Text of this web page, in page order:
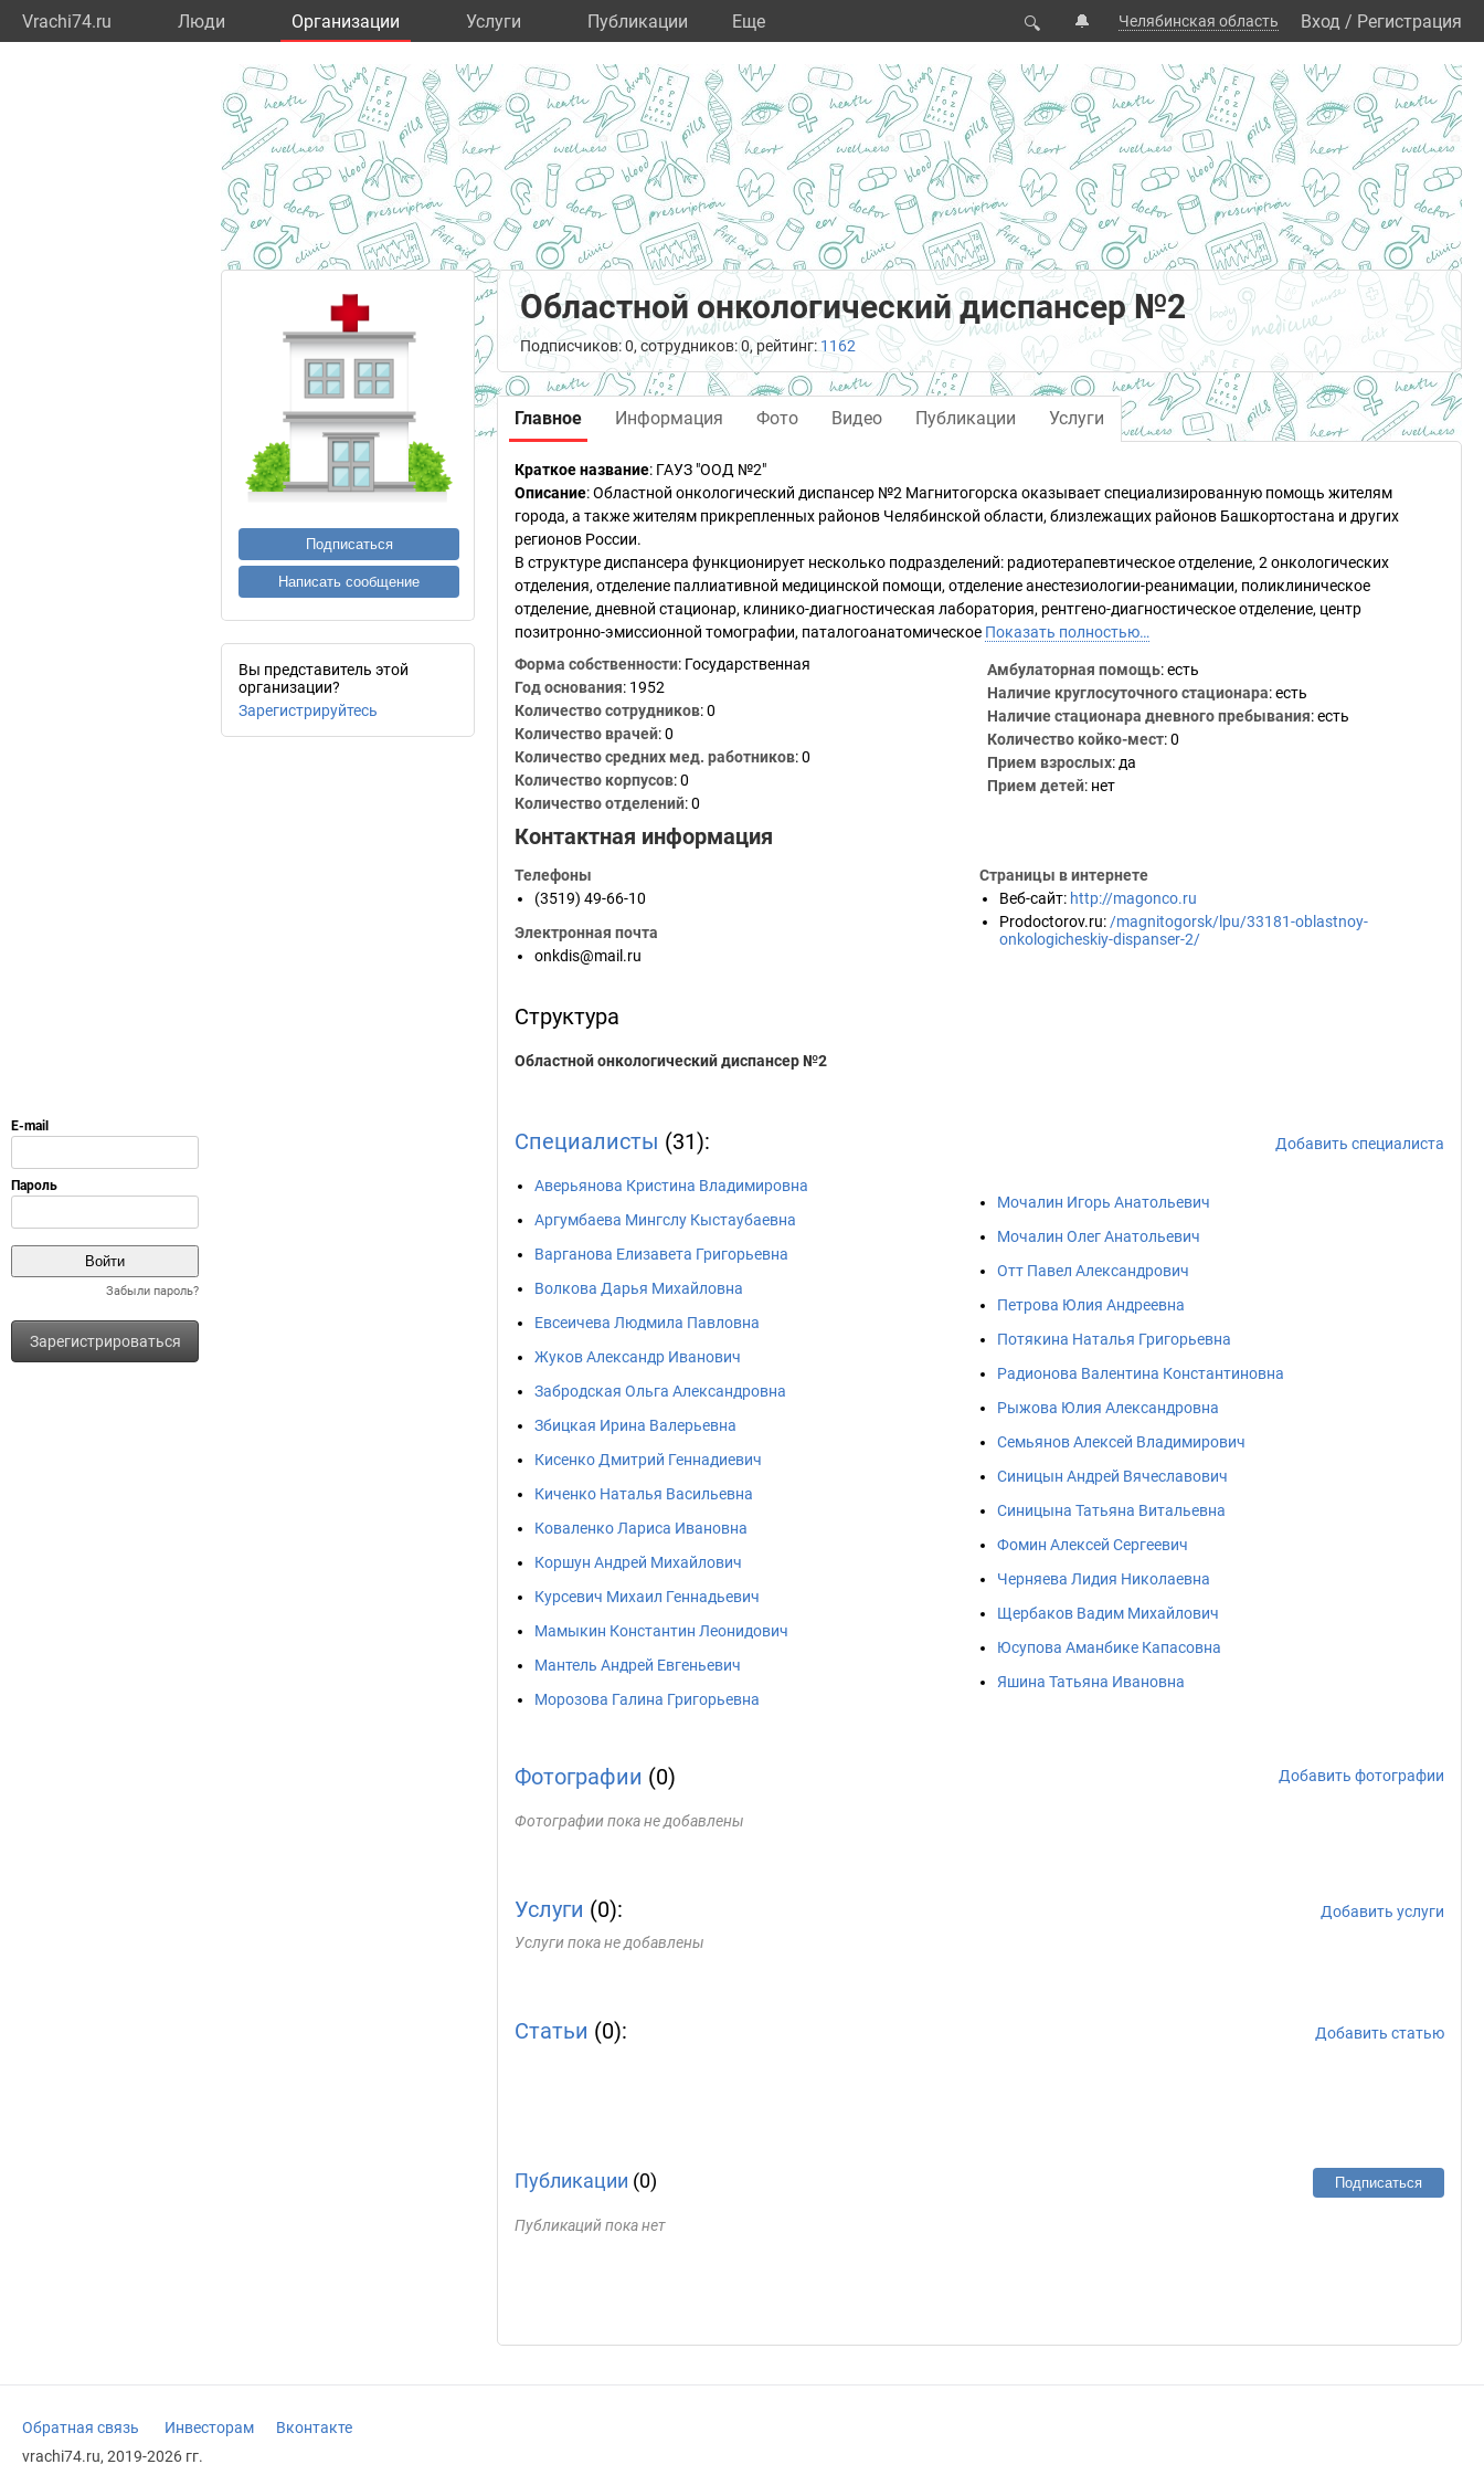
Vrachi74.ru Люди Организации Услуги Публикации Eще 🔍 🔔 Челябинская область Вход / Регистрация
Забыли пароль?
Зарегистрироваться
Подписаться
Написать сообщение
Вы представитель этой
организации?
Зарегистрируйтесь
Областной онкологический диспансер №2
Подписчиков: 0, сотрудников: 0, рейтинг: 1162
Главное Информация Фото Видео Публикации Услуги
Краткое название: ГАУЗ "ООД №2"
Описание: Областной онкологический диспансер №2 Магнитогорска оказывает специализированную помощь жителям
города, а также жителям прикрепленных районов Челябинской области, близлежащих районов Башкортостана и других
регионов России.
В структуре диспансера функционирует несколько подразделений: радиотерапевтическое отделение, 2 онкологических
отделения, отделение паллиативной медицинской помощи, отделение анестезиологии-реанимации, поликлиническое
отделение, дневной стационар, клинико-диагностическая лаборатория, рентгено-диагностическое отделение, центр
позитронно-эмиссионной томографии, паталогоанатомическое Показать полностью…
Форма собственности: Государственная
Год основания: 1952
Количество сотрудников:0
Количество врачей: 0
Количество средних мед. работников: 0
Количество корпусов: 0
Количество отделений: 0
Амбулаторная помощь: есть
Наличие круглосуточного стационара: есть
Наличие стационара дневного пребывания: есть
Количество койко-мест: 0
Прием взрослых: да
Прием детей: нет
Контактная информация
Телефоны
(3519) 49-66-10
Электронная почта
onkdis@mail.ru
Страницы в интернете
Веб-сайт: http://magonco.ru
Prodoctorov.ru: /magnitogorsk/lpu/33181-oblastnoy-
onkologicheskiy-dispanser-2/
Структура
Областной онкологический диспансер №2
Специалисты (31): Добавить специалиста
Аверьянова Кристина Владимировна
Аргумбаева Мингслу Кыстаубаевна
Варганова Елизавета Григорьевна
Волкова Дарья Михайловна
Евсеичева Людмила Павловна
Жуков Александр Иванович
Забродская Ольга Александровна
Збицкая Ирина Валерьевна
Кисенко Дмитрий Геннадиевич
Киченко Наталья Васильевна
Коваленко Лариса Ивановна
Коршун Андрей Михайлович
Курсевич Михаил Геннадьевич
Мамыкин Константин Леонидович
Мантель Андрей Евгеньевич
Морозова Галина Григорьевна
Мочалин Игорь Анатольевич
Мочалин Олег Анатольевич
Отт Павел Александрович
Петрова Юлия Андреевна
Потякина Наталья Григорьевна
Радионова Валентина Константиновна
Рыжова Юлия Александровна
Семьянов Алексей Владимирович
Синицын Андрей Вячеславович
Синицына Татьяна Витальевна
Фомин Алексей Сергеевич
Черняева Лидия Николаевна
Щербаков Вадим Михайлович
Юсупова Аманбике Капасовна
Яшина Татьяна Ивановна
Фотографии (0) Добавить фотографии
Фотографии пока не добавлены
Услуги (0):
Добавить услуги
Услуги пока не добавлены
Статьи (0): Добавить статью
Публикации (0) Подписаться
Публикаций пока нет
Обратная связь Инвесторам
Вконтакте
vrachi74.ru, 2019-2026 гг.